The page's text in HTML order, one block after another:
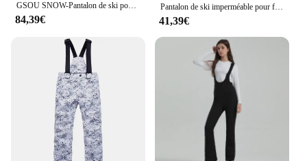
GSOU SNOW-Pantalon de ski pour femme, chaud, extérieur, sport, travail, imperméable, neige, élasticité, fjWinter, 506
84,39€
Pantalon de ski imperméable pour femme, bretelles, coupe-vent, chaud, sports de plein air, neige, 506,-30 ℃, haute qualité, marques, fjcd proof, hiver, nouveau
41,39€